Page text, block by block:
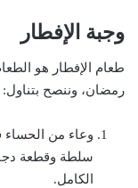
وجبة الإفطار
طعام الإفطار هو
رمضان، وننصح بتناول:
وعاء من الحساء
سلطة وقطعة
الكامل.